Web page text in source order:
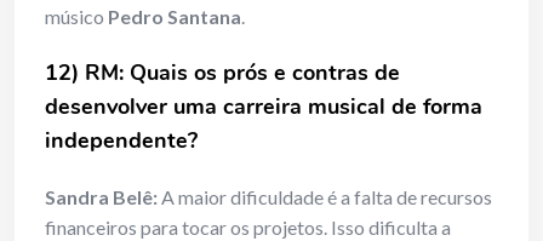
músico Pedro Santana.
12) RM: Quais os prós e contras de
desenvolver uma carreira musical de forma
independente?
Sandra Belê:A maior dificuldade é a falta de recursos
financeiros para tocar os projetos. Isso dificulta a